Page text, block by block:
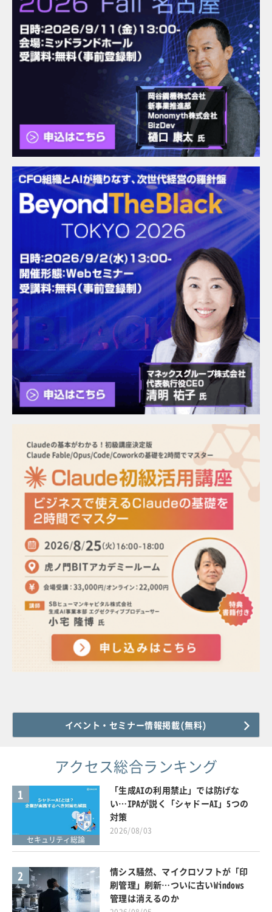
イベント・セミナー情報掲載(無料)
アクセス総合ランキング
1
セキュリティ総論
「生成AIの利用禁止」では防げな
い…IPAが説く「シャドーAI」5つの
対策
2026/08/03
2
情シス騒然、マイクロソフトが「印
刷管理」刷新…ついに古いWindows
管理は消えるのか